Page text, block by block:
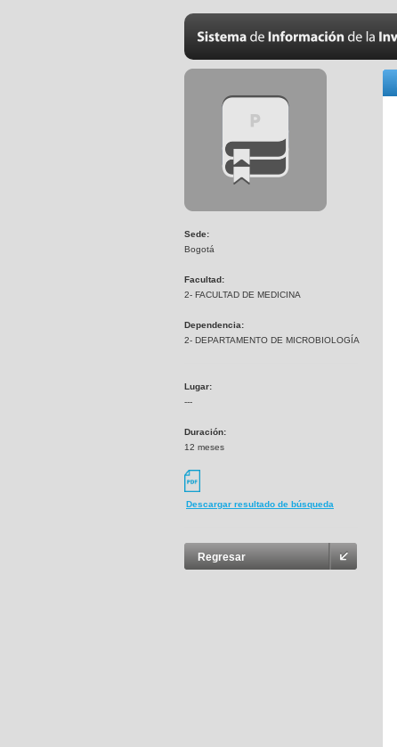
Sede:
Bogotá
Facultad:
2- FACULTAD DE MEDICINA
Dependencia:
2- DEPARTAMENTO DE MICROBIOLOGÍA
Lugar:
---
Duración:
12 meses
Descargar resultado de búsqueda
Regresar